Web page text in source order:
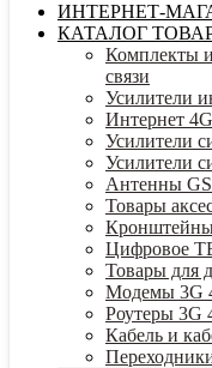
ИНТЕРНЕТ-
КАТАЛОГ
Комплекты
связи
Усилители
Интернет
Усилители
Усилители
Антенны
Товары
Цифровое
Товары для
Модемы 3G
Роутеры 3G
Кабель и